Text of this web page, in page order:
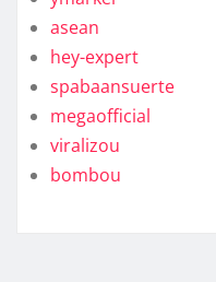
asean
hey-expert
spabaansuerte
megaofficial
viralizou
bombou